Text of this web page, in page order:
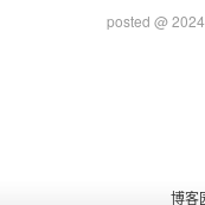
posted @
博客